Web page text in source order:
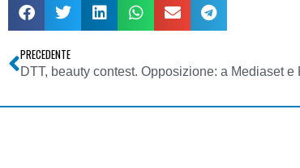
PRECEDENTE